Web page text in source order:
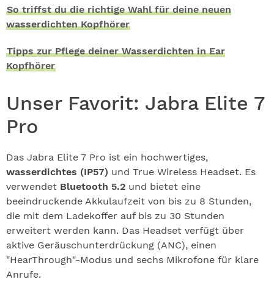
So triffst du die richtige Wahl für deine neuen
wasserdichten Kopfhörer
Tipps zur Pflege deiner Wasserdichten in Ear
Kopfhörer
Unser Favorit: Jabra Elite 7
Pro
Das Jabra Elite 7 Pro ist ein hochwertiges,
wasserdichtes (IP57) und True Wireless Headset. Es
verwendet Bluetooth 5.2 und bietet eine
beeindruckende Akkulaufzeit von bis zu 8 Stunden,
die mit dem Ladekoffer auf bis zu 30 Stunden
erweitert werden kann. Das Headset verfügt über
aktive Geräuschunterdrückung (ANC), einen
"HearThrough"-Modus und sechs Mikrofone für klare
Anrufe.